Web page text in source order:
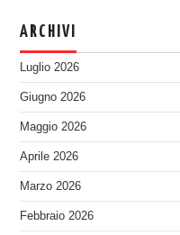
ARCHIVI
Luglio 2026
Giugno 2026
Maggio 2026
Aprile 2026
Marzo 2026
Febbraio 2026